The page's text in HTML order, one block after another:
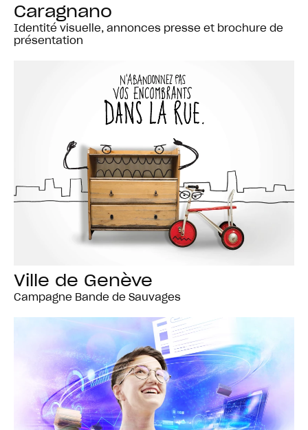
Caragnano
Identité visuelle, annonces presse et brochure de
présentation
Ville de Genève
Campagne Bande de Sauvages